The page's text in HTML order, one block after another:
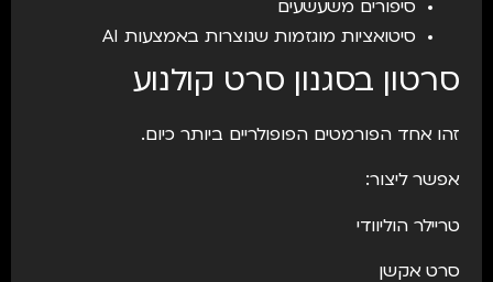
סיפורים משעשעים
סיטואציות מוגזמות שנוצרות באמצעות AI
סרטון בסגנון סרט קולנוע
זהו אחד הפורמטים הפופולריים ביותר כיום.
אפשר ליצור:
טריילר הוליוודי
סרט אקשן